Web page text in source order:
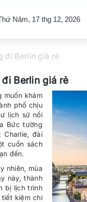
Năm, 17 thg 12, 2026
đi Berlin giá rẻ
Berlin giá rẻ
muốn khám
phố chịu
lịch sử nổi
Bức tường
Charlie, đài
cuốn sách
đến.
nhiên, mùa
này, thành
bị lịch trình
kiệm chi